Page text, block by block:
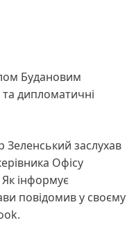
Будановим
дипломатичні
заслухав
Офісу
інформує
повідомив у своєму